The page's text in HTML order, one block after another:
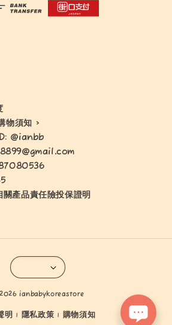
物須知 >
@ianbb
產品責任險投保證明
ianbabykoreastore
明 | 隱私政策 | 購物須知